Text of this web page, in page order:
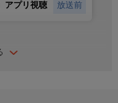
アプリ視聴 放送前